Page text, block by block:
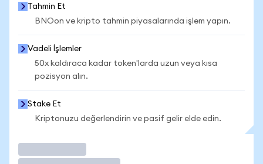
Tahmin Et
BNOon ve kripto tahmin piyasalarında işlem yapın.
Vadeli İşlemler
50x kaldıraca kadar token'larda uzun veya kısa
pozisyon alın.
Stake Et
Kriptonuzu değerlendirin ve pasif gelir elde edin.